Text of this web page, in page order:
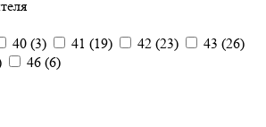
40 (3) 41 (19) 42 (23) 43 (26)
46 (6)